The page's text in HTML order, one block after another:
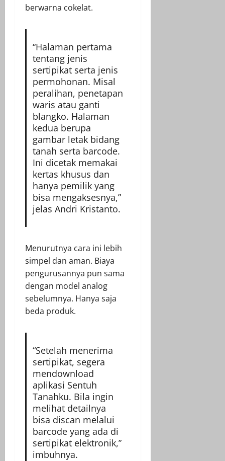
berwarna cokelat.
“Halaman pertama
tentang jenis
sertipikat serta jenis
permohonan. Misal
peralihan, penetapan
waris atau ganti
blangko. Halaman
kedua berupa
gambar letak bidang
tanah serta barcode.
Ini dicetak memakai
kertas khusus dan
hanya pemilik yang
bisa mengaksesnya,”
jelas Andri Kristanto.
Menurutnya cara ini lebih
simpel dan aman. Biaya
pengurusannya pun sama
dengan model analog
sebelumnya. Hanya saja
beda produk.
“Setelah menerima
sertipikat, segera
mendownload
aplikasi Sentuh
Tanahku. Bila ingin
melihat detailnya
bisa discan melalui
barcode yang ada di
sertipikat elektronik,”
imbuhnya.